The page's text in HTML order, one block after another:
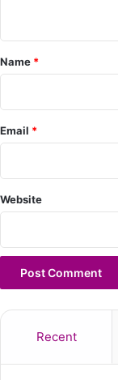
*
Name *
Email *
Website
Recent